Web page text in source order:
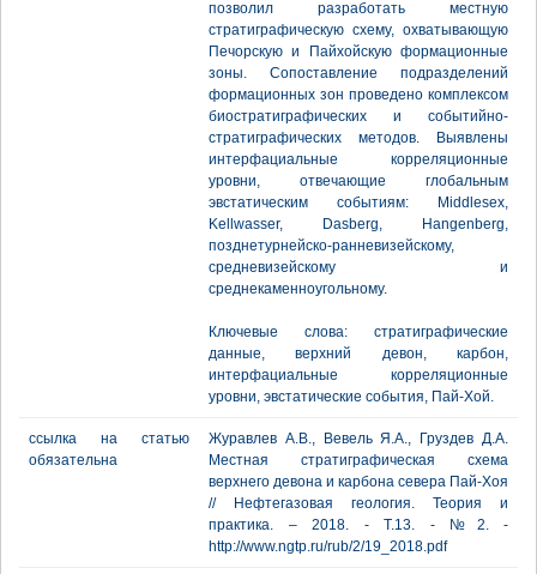
позволил разработать местную
стратиграфическую схему, охватывающую
Печорскую и Пайхойскую формационные
зоны. Сопоставление подразделений
формационных зон проведено комплексом
биостратиграфических и событийно-
стратиграфических методов. Выявлены
интерфациальные корреляционные
уровни, отвечающие глобальным
эвстатическим событиям: Middlesex,
Kellwasser, Dasberg, Hangenberg,
позднетурнейско-ранневизейскому,
средневизейскому и
среднекаменноугольному.
Ключевые слова: стратиграфические
данные, верхний девон, карбон,
интерфациальные корреляционные
уровни, эвстатические события, Пай-Хой.
ссылка на статью
обязательна
Журавлев А.В., Вевель Я.А., Груздев Д.А.
Местная стратиграфическая схема
верхнего девона и карбона севера Пай-Хоя
// Нефтегазовая геология. Теория и
практика. – 2018. - Т.13. - №2. -
http://www.ngtp.ru/rub/2/19_2018.pdf